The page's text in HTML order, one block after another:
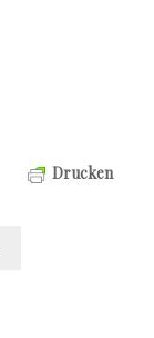
Drucken